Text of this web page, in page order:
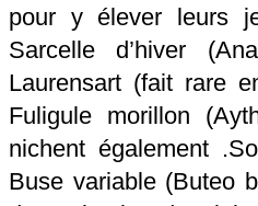
pour y élever leurs
Sarcelle d’hiver
Laurensart (fait rare
Fuligule morillon
nichent également
Buse variable (Buteo